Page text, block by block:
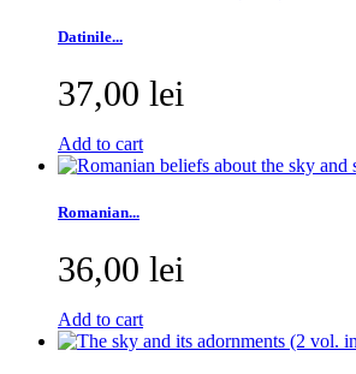
Datinile...
37,00 lei
Add to cart
Romanian...
36,00 lei
Add to cart